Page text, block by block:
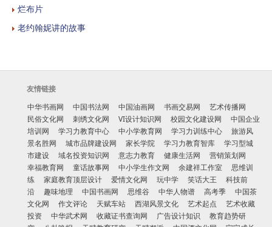
烂布片
老约翰妮讲的故事
友情链接
中华书画网
中国书法网 中国油画网 书画交易网
艺术传播网
民俗文化网
刺绣文化网 VI设计知识网 校园文化建设网
中国企业
培训网
学习力教育中心 中小学教育网 学习力训练中心
旅游风
景名胜网
城市品牌建设网 家长学院 学习力教育智库
学习型城
市建设
域名投资知识网 意志力教育 健康生活网
营销策划网
幸福教育网
童话故事网 中小学生作文网 余建祥工作室
思维训
练
家庭教育顶层设计 爱情文化网 玩中学 笑话大王
科技前
沿
趣味地理 中国书画网 思维谷 中华人物谱 高考季
中国茶
文化网
作文评论 天赋车站 西湖风景文化 艺术起点
艺术收藏
投资
中华武术网 收藏证书查询网 广告设计知识
教育趋势研